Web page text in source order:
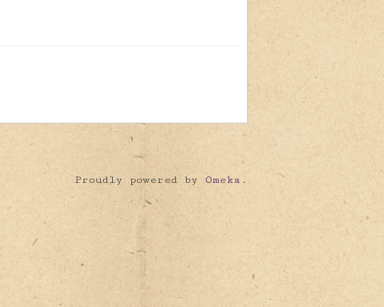
Proudly powered by Omeka .